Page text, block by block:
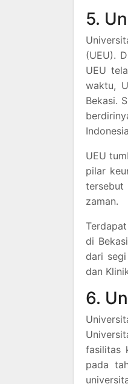
5.
(UEU).
UEU
waktu,
Bekasi.
UEU
pilar
tersebut
zaman.
di
dari
dan
6.
fasilitas
pada